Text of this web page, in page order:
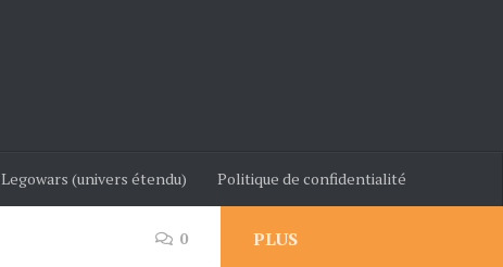
Legowars (univers étendu) Politique de confidentialité
0 PLUS